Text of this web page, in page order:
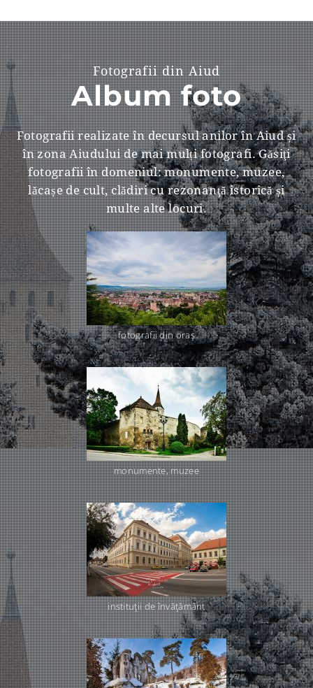
Fotografii din Aiud
Album foto
Fotografii realizate în decursul anilor în Aiud și
în zona Aiudului de mai mulți fotografi. Găsiţi
fotografii în domeniul: monumente, muzee,
lăcașe de cult, clădiri cu rezonanţă istorică și
multe alte locuri.
fotografii din oraş
monumente, muzee
instituţii de învăţământ